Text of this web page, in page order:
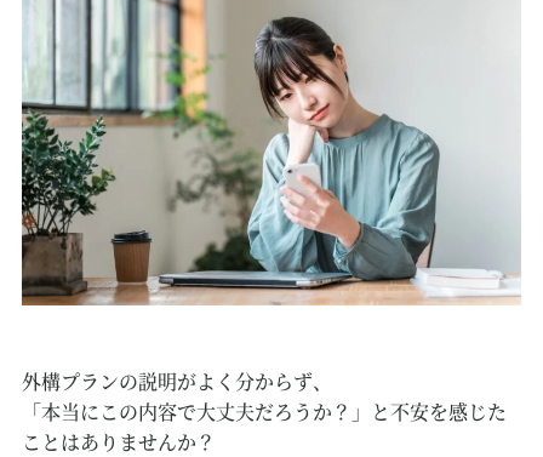
外構プランの説明がよく分からず、
「本当にこの内容で大丈夫だろうか？」と不安を感じた
ことはありませんか？